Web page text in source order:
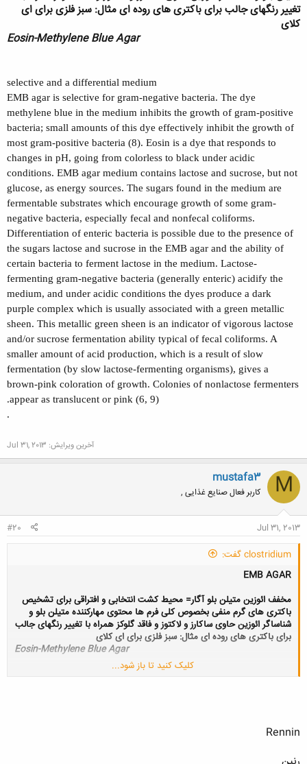
تغییر رنگهای جالب برای باکتری های روده ای مثال: سبز فلزی برای ای
کلای
Eosin-Methylene Blue Agar
selective and a differential medium
EMB agar is selective for gram-negative bacteria. The dye
methylene blue in the medium inhibits the growth of gram-positive
bacteria; small amounts of this dye effectively inhibit the growth of
most gram-positive bacteria (8). Eosin is a dye that responds to
changes in pH, going from colorless to black under acidic
conditions. EMB agar medium contains lactose and sucrose, but not
glucose, as energy sources. The sugars found in the medium are
fermentable substrates which encourage growth of some gram-
negative bacteria, especially fecal and nonfecal coliforms.
Differentiation of enteric bacteria is possible due to the presence of
the sugars lactose and sucrose in the EMB agar and the ability of
certain bacteria to ferment lactose in the medium. Lactose-
fermenting gram-negative bacteria (generally enteric) acidify the
medium, and under acidic conditions the dyes produce a dark
purple complex which is usually associated with a green metallic
sheen. This metallic green sheen is an indicator of vigorous lactose
and/or sucrose fermentation ability typical of fecal coliforms. A
smaller amount of acid production, which is a result of slow
fermentation (by slow lactose-fermenting organisms), gives a
brown-pink coloration of growth. Colonies of nonlactose fermenters
appear as translucent or pink (6, 9).
.
آخرین ویرایش: Jul 31, 2013
M
mustafa3
کاربر فعال صنایع غذایی ,
Jul 31, 2013
#20
clostridium گفت:
EMB AGAR
مخفف ائوزین متیلن بلو آگار= محیط کشت انتخابی و افتراقی برای تشخیص
باکتری های گرم منفی بخصوص کلی فرم ها محتوی مهارکننده متیلن بلو و
شناساگر ائوزین حاوی ساکارز و لاکتوز و فاقد گلوکز همراه با تغییر رنگهای جالب
برای باکتری های روده ای مثال: سبز فلزی برای ای کلای
Eosin-Methylene Blue Agar
amounts of this dye effectively inhibit the growth of most gram-positive
bacteria (8). Eosin is a dye that responds to changes in pH, going from
کلیک کنید تا باز شود...
Rennin